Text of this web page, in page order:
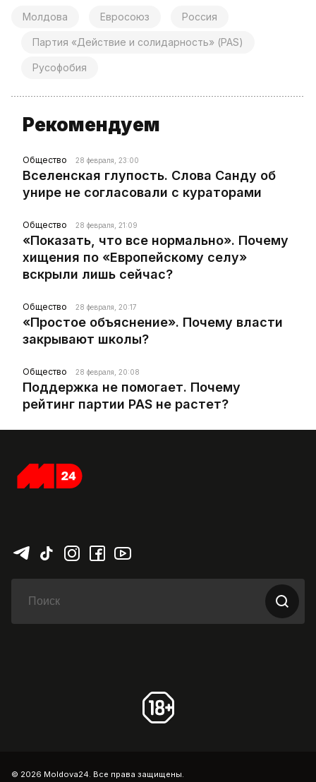
Молдова Евросоюз Россия
Партия «Действие и солидарность» (PAS)
Русофобия
Рекомендуем
Общество 28 февраля, 23:00
Вселенская глупость. Слова Санду об
унире не согласовали с кураторами
Общество 28 февраля, 21:09
«Показать, что все нормально». Почему
хищения по «Европейскому селу»
вскрыли лишь сейчас?
Общество 28 февраля, 20:17
«Простое объяснение». Почему власти
закрывают школы?
Общество 28 февраля, 20:08
Поддержка не помогает. Почему
рейтинг партии PAS не растет?
© 2026 Moldova24. Все права защищены.